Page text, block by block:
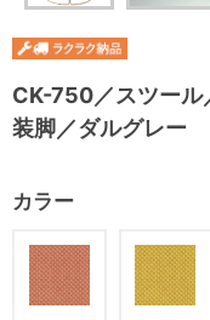
CK-750／スツール
装脚／ダルグレー
カラー